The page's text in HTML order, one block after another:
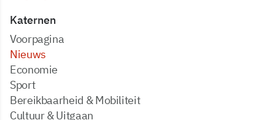
Katernen
Voorpagina
Nieuws
Economie
Sport
Bereikbaarheid & Mobiliteit
Cultuur & Uitgaan